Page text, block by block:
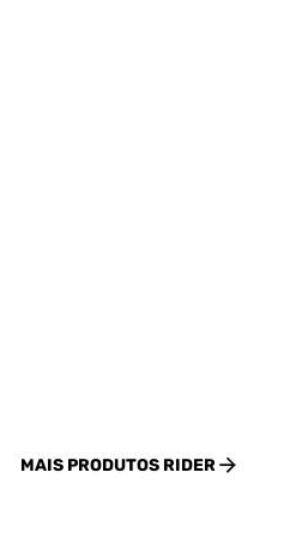
MAIS PRODUTOS RIDER